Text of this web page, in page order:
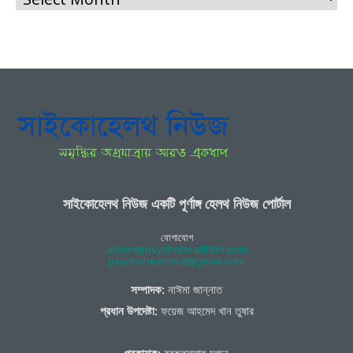
সাইকোহেলথ নিউজ একটি পূর্ণাঙ্গ হেলথ নিউজ পোর্টাল
যোগাযোগ
admin@psychohealthbd.com
psychohealthbd@gmail.com
সম্পাদক: নাঈমা জান্নাত
প্রধান উপদেষ্টা:ফয়েজ আহমেদ খান তুষার